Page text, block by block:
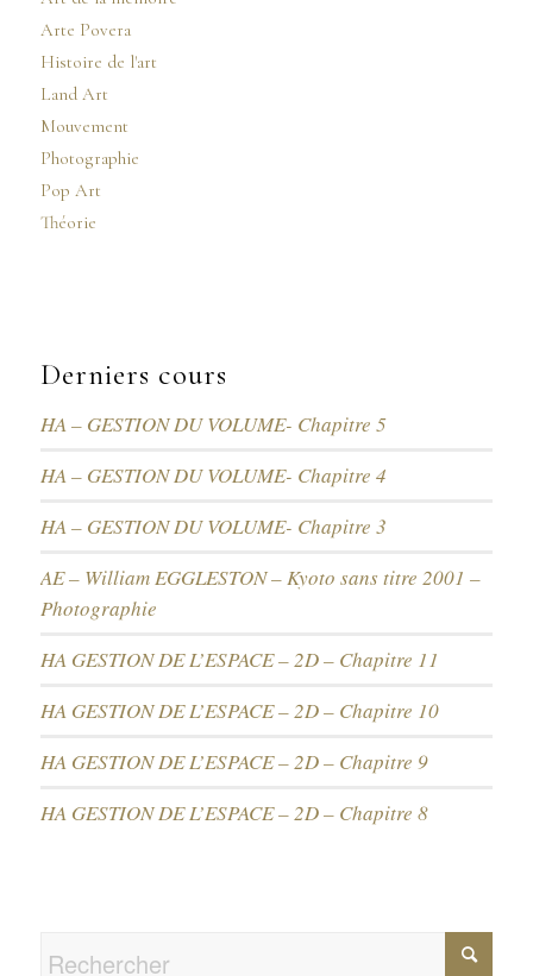
Arte Povera
Histoire de l'art
Land Art
Mouvement
Photographie
Pop Art
Théorie
Derniers cours
HA – GESTION DU VOLUME- Chapitre 5
HA – GESTION DU VOLUME- Chapitre 4
HA – GESTION DU VOLUME- Chapitre 3
AE – William EGGLESTON – Kyoto sans titre 2001 –
Photographie
HA GESTION DE L’ESPACE – 2D – Chapitre 11
HA GESTION DE L’ESPACE – 2D – Chapitre 10
HA GESTION DE L’ESPACE – 2D – Chapitre 9
HA GESTION DE L’ESPACE – 2D – Chapitre 8